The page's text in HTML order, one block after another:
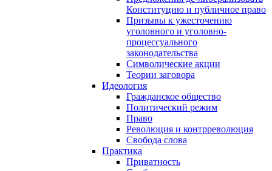
Конституцию и публичное право
Призывы к ужесточению
уголовного и уголовно-
процессуального
законодательства
Символические акции
Теории заговора
Идеология
Гражданское общество
Политический режим
Право
Революция и контрреволюция
Свобода слова
Практика
Приватность